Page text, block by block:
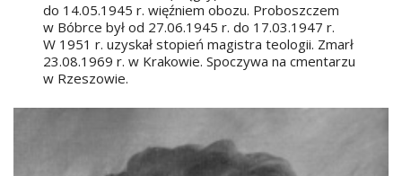
do 14.05.1945 r. więźniem obozu. Proboszczem
w Bóbrce był od 27.06.1945 r. do 17.03.1947 r.
W 1951 r. uzyskał stopień magistra teologii. Zmarł
23.08.1969 r. w Krakowie. Spoczywa na cmentarzu
w Rzeszowie.